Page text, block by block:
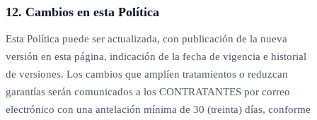
12. Cambios en esta Política
Esta Política puede ser actualizada, con publicación de la nueva
versión en esta página, indicación de la fecha de vigencia e historial
de versiones. Los cambios que amplíen tratamientos o reduzcan
garantías serán comunicados a los CONTRATANTES por correo
electrónico con una antelación mínima de 30 (treinta) días, conforme